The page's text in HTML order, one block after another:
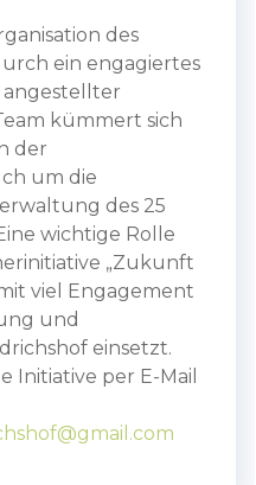
des
ein engagiertes
angestellter
kümmert sich
der
um die
des 25
wichtige Rolle
„Zukunft
viel Engagement
und
einsetzt.
Initiative per E-Mail